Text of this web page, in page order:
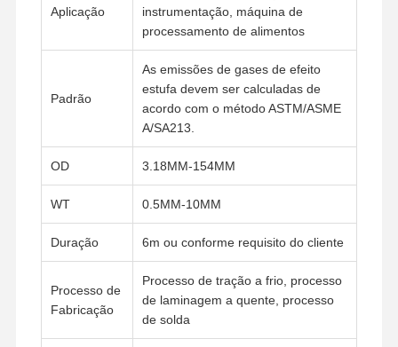
Casa Produtos Vídeos
Quem
Aplicação
instrumentação, máquina de
processamento de alimentos
Padrão
As emissões de gases de efeito
estufa devem ser calculadas de
acordo com o método ASTM/ASME
A/SA213.
OD 3.18MM-154MM
WT 0.5MM-10MM
Duração 6m ou conforme requisito do cliente
Processo de
Fabricação
Processo de tração a frio, processo
de laminagem a quente, processo
de solda